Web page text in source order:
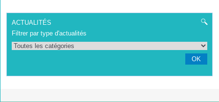
ACTUALITÉS
Filtrer par type d'actualités
OK